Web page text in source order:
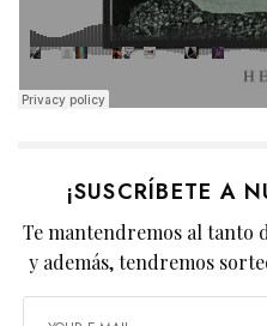
¡SUSCRÍBETE A
Te mantendremos al tanto
y además, tendremos